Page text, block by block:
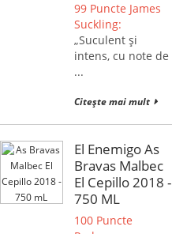
99 Puncte James
Suckling:
„Suculent și
intens, cu note de
...
Citește mai mult
El Enemigo As
Bravas Malbec
El Cepillo 2018 -
750 ML
100 Puncte